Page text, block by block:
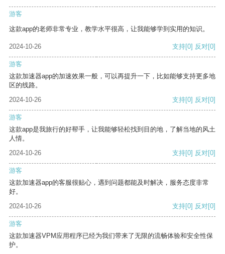
游客
这款app的老师非常专业，教学水平很高，让我能够学到实用的知识。
2024-10-26 支持[0] 反对[0]
游客
这款加速器app的加速效果一般，可以再提升一下，比如能够支持更多地
区的线路。
2024-10-26
支持[0] 反对[0]
游客
这款app是我旅行的好帮手，让我能够轻松找到目的地，了解当地的风土
人情。
2024-10-26
支持[0] 反对[0]
游客
这款加速器app的客服很贴心，遇到问题都能及时解决，服务态度非常
好。
2024-10-26
支持[0] 反对[0]
游客
这款加速器VPM应用程序已经为我们带来了无限的流畅体验和安全性保
护。